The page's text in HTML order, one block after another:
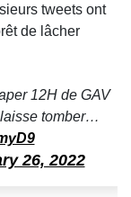
tweets ont
de lâcher
12H de GAV
laisse tomber…
26, 2022